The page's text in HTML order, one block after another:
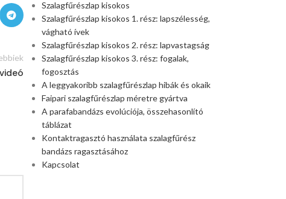
Szalagfűrészlap kisokos
Szalagfűrészlap kisokos 1. rész: lapszélesség,
vágható ívek
Szalagfűrészlap kisokos 2. rész: lapvastagság
Szalagfűrészlap kisokos 3. rész: fogalak,
fogosztás
A leggyakoribb szalagfűrészlap hibák és okaik
Faipari szalagfűrészlap méretre gyártva
A parafabandázs evolúciója, összehasonlító
táblázat
Kontaktragasztó használata szalagfűrész
bandázs ragasztásához
Kapcsolat